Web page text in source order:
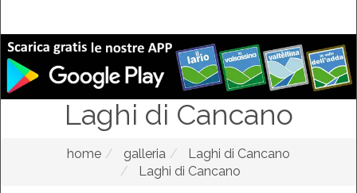
Laghi di Cancano
home galleria
Laghi di Cancano
Laghi di Cancano